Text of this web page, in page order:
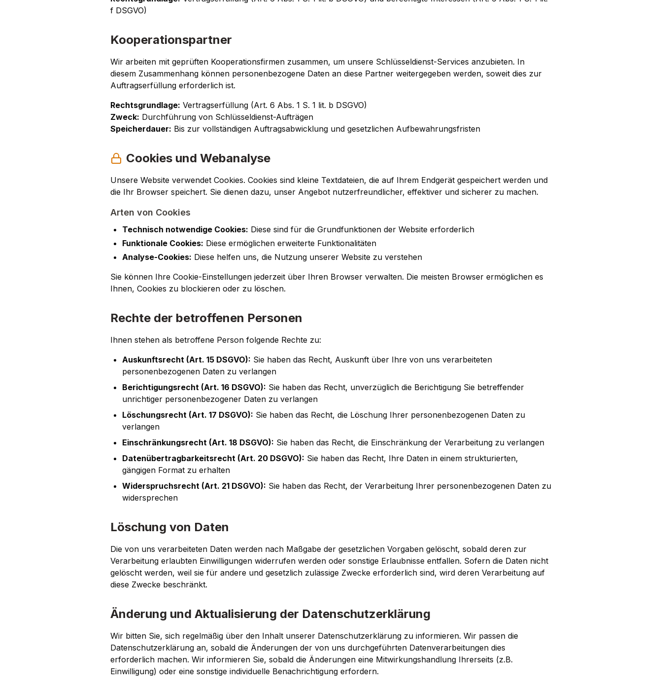
f DSGVO)
Kooperationspartner
Wir arbeiten mit geprüften Kooperationsfirmen zusammen, um unsere Schlüsseldienst-Services anzubieten. In
diesem Zusammenhang können personenbezogene Daten an diese Partner weitergegeben werden, soweit dies zur
Auftragserfüllung erforderlich ist.
Rechtsgrundlage: Vertragserfüllung (Art. 6 Abs. 1 S. 1 lit. b DSGVO)
Zweck: Durchführung von Schlüsseldienst-Aufträgen
Speicherdauer: Bis zur vollständigen Auftragsabwicklung und gesetzlichen Aufbewahrungsfristen
Cookies und Webanalyse
Unsere Website verwendet Cookies. Cookies sind kleine Textdateien, die auf Ihrem Endgerät gespeichert werden und
die Ihr Browser speichert. Sie dienen dazu, unser Angebot nutzerfreundlicher, effektiver und sicherer zu machen.
Arten von Cookies
Technisch notwendige Cookies: Diese sind für die Grundfunktionen der Website erforderlich
Funktionale Cookies: Diese ermöglichen erweiterte Funktionalitäten
Analyse-Cookies: Diese helfen uns, die Nutzung unserer Website zu verstehen
Sie können Ihre Cookie-Einstellungen jederzeit über Ihren Browser verwalten. Die meisten Browser ermöglichen es
Ihnen, Cookies zu blockieren oder zu löschen.
Rechte der betroffenen Personen
Ihnen stehen als betroffene Person folgende Rechte zu:
Auskunftsrecht (Art. 15 DSGVO): Sie haben das Recht, Auskunft über Ihre von uns verarbeiteten
personenbezogenen Daten zu verlangen
Berichtigungsrecht (Art. 16 DSGVO): Sie haben das Recht, unverzüglich die Berichtigung Sie betreffender
unrichtiger personenbezogener Daten zu verlangen
Löschungsrecht (Art. 17 DSGVO): Sie haben das Recht, die Löschung Ihrer personenbezogenen Daten zu
verlangen
Einschränkungsrecht (Art. 18 DSGVO): Sie haben das Recht, die Einschränkung der Verarbeitung zu verlangen
Datenübertragbarkeitsrecht (Art. 20 DSGVO): Sie haben das Recht, Ihre Daten in einem strukturierten,
gängigen Format zu erhalten
Widerspruchsrecht (Art. 21 DSGVO): Sie haben das Recht, der Verarbeitung Ihrer personenbezogenen Daten zu
widersprechen
Löschung von Daten
Die von uns verarbeiteten Daten werden nach Maßgabe der gesetzlichen Vorgaben gelöscht, sobald deren zur
Verarbeitung erlaubten Einwilligungen widerrufen werden oder sonstige Erlaubnisse entfallen. Sofern die Daten nicht
gelöscht werden, weil sie für andere und gesetzlich zulässige Zwecke erforderlich sind, wird deren Verarbeitung auf
diese Zwecke beschränkt.
Änderung und Aktualisierung der Datenschutzerklärung
Wir bitten Sie, sich regelmäßig über den Inhalt unserer Datenschutzerklärung zu informieren. Wir passen die
Datenschutzerklärung an, sobald die Änderungen der von uns durchgeführten Datenverarbeitungen dies
erforderlich machen. Wir informieren Sie, sobald die Änderungen eine Mitwirkungshandlung Ihrerseits (z.B.
Einwilligung) oder eine sonstige individuelle Benachrichtigung erfordern.